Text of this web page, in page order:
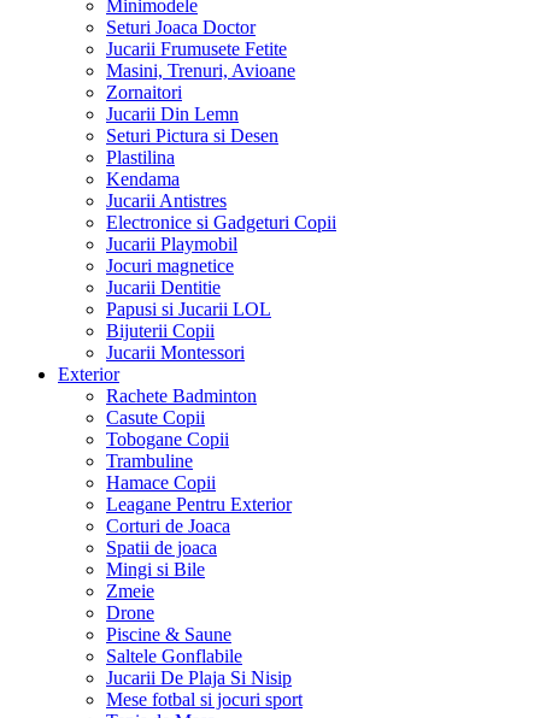
Minimodele
Seturi Joaca Doctor
Jucarii Frumusete Fetite
Masini, Trenuri, Avioane
Zornaitori
Jucarii Din Lemn
Seturi Pictura si Desen
Plastilina
Kendama
Jucarii Antistres
Electronice si Gadgeturi Copii
Jucarii Playmobil
Jocuri magnetice
Jucarii Dentitie
Papusi si Jucarii LOL
Bijuterii Copii
Jucarii Montessori
Exterior
Rachete Badminton
Casute Copii
Tobogane Copii
Trambuline
Hamace Copii
Leagane Pentru Exterior
Corturi de Joaca
Spatii de joaca
Mingi si Bile
Zmeie
Drone
Piscine & Saune
Saltele Gonflabile
Jucarii De Plaja Si Nisip
Mese fotbal si jocuri sport